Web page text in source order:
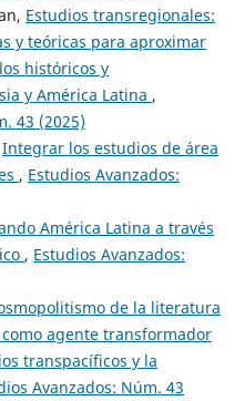
Estudios transregionales:
y teóricas para aproximar
históricos y
y América Latina ,
43 (2025)
Integrar los estudios de área
, Estudios Avanzados:
América Latina a través
, Estudios Avanzados:
de la literatura
agente transformador
transpacíficos y la
Avanzados: Núm. 43